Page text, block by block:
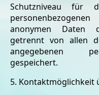
Schutzniveau für
anonymen Daten
getrennt von allen
angegebenen
gespeichert.
5. Kontaktmöglichkeit